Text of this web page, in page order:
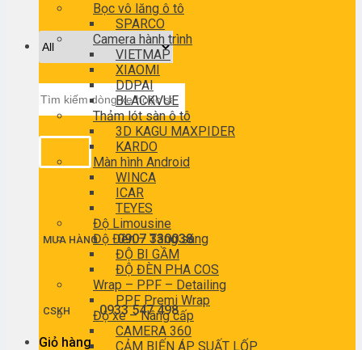
kiếm:
MUA HÀNG0907 330038
CSKH0933 547 498
Giỏ hàng
Bọc vô lăng ô tô
SPARCO
Camera hành trình
VIETMAP
XIAOMI
DDPAI
BLACKVUE
Thảm lót sàn ô tô
3D KAGU MAXPIDER
KARDO
Màn hình Android
WINCA
ICAR
TEYES
Độ Limousine
Độ Đèn – Tăng sáng
ĐỘ BI GẦM
ĐỘ ĐÈN PHA COS
Wrap – PPF – Detailing
PPF Premi Wrap
Độ xe – Nâng cấp
CAMERA 360
CẢM BIẾN ÁP SUẤT LỐP